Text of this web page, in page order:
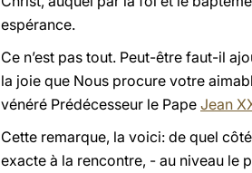
espérance.
Ce n’est pas tout. Peut-être faut-il
la joie que Nous procure votre
vénéré Prédécesseur le Pape Jean
Cette remarque, la voici: de quel
exacte à la rencontre, - au niveau le